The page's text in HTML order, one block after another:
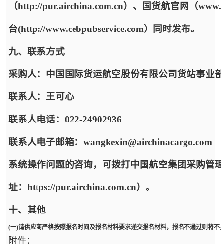
（http://pur.airchina.com.cn）、国货航官网（
台(http://www.cebpubservice.com）同时发布。
九、联系方式
采购人：中国国际货运航空股份有限公司货站事业
联系人：王可心
联系人电话：022-24902936
联系人电子邮箱：wangkexin@airchinacargo.com
系统操作问题的咨询，可拨打中国航空集团采购
址：https://pur.airchina.com.cn）。
十、其他
(一)请供应商严格按照报名时间及报名材料要求递交报名材料，报名不通过则将
附件：